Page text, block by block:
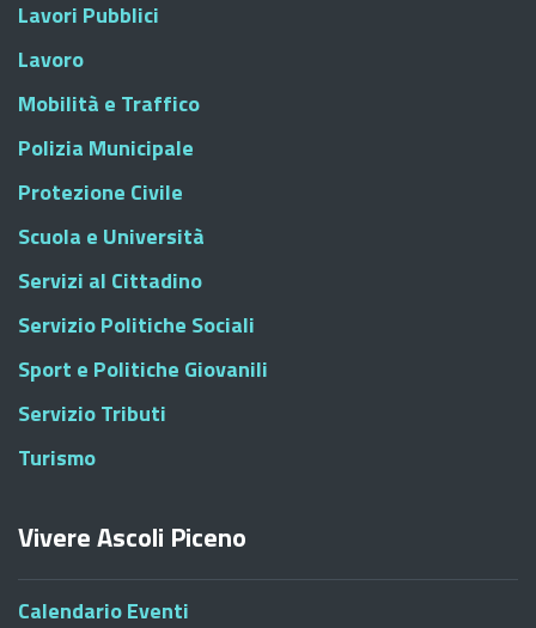
Lavori Pubblici
Lavoro
Mobilità e Traffico
Polizia Municipale
Protezione Civile
Scuola e Università
Servizi al Cittadino
Servizio Politiche Sociali
Sport e Politiche Giovanili
Servizio Tributi
Turismo
Vivere Ascoli Piceno
Calendario Eventi